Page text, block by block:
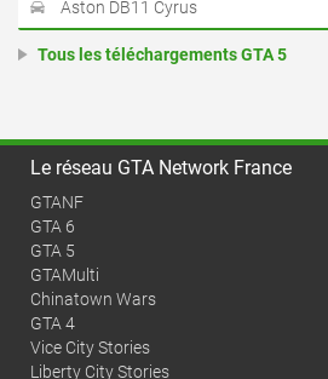
Aston DB11 Cyrus
Tous les téléchargements GTA 5
Le réseau GTA Network France
GTANF
GTA 6
GTA 5
GTAMulti
Chinatown Wars
GTA 4
Vice City Stories
Liberty City Stories